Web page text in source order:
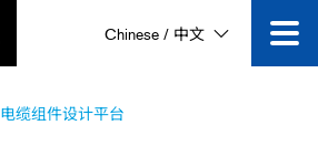
Chinese / 中文
电缆组件设计平台